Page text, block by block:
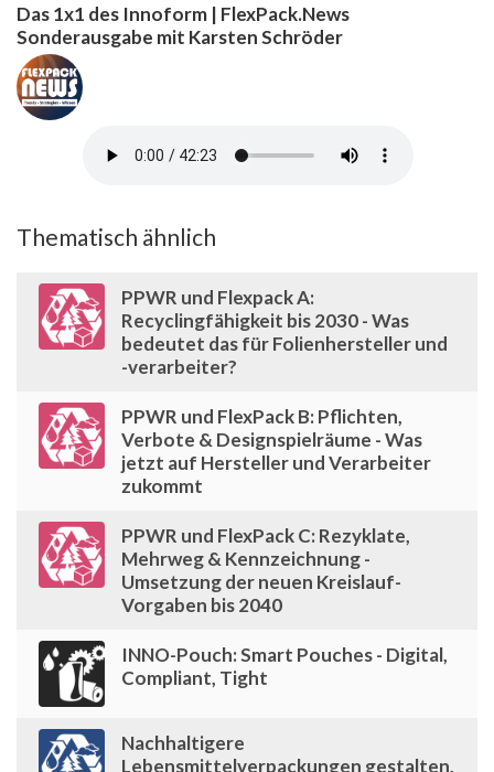
Das 1x1 des Innoform | FlexPack.News
Sonderausgabe mit Karsten Schröder
Thematisch ähnlich
PPWR und Flexpack A:
Recyclingfähigkeit bis 2030 - Was
bedeutet das für Folienhersteller und
-verarbeiter?
PPWR und FlexPack B: Pflichten,
Verbote & Designspielräume - Was
jetzt auf Hersteller und Verarbeiter
zukommt
PPWR und FlexPack C: Rezyklate,
Mehrweg & Kennzeichnung -
Umsetzung der neuen Kreislauf-
Vorgaben bis 2040
INNO-Pouch: Smart Pouches - Digital,
Compliant, Tight
Nachhaltigere
Lebensmittelverpackungen gestalten,